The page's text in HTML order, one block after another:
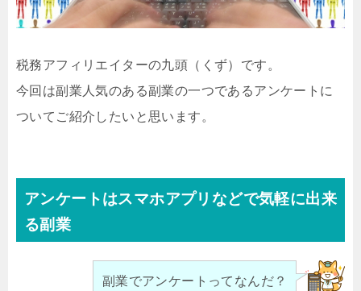
税務アフィリエイターの九頭（くず）です。
今回は副業人気のある副業の一つであるアンケートに
ついてご紹介したいと思います。
アンケートはスマホアプリなどで気軽に出来
る副業
副業でアンケートってなんだ？